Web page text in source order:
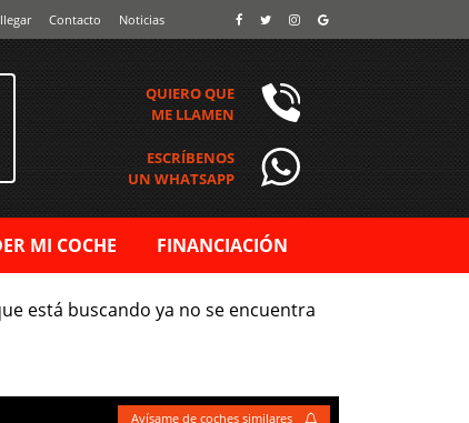
Contacto Noticias
QUIERO QUE
ME LLAMEN
ESCRÍBENOS
UN WHATSAPP
MI COCHE FINANCIACIÓN
está buscando ya no se encuentra
Avísame de coches similares